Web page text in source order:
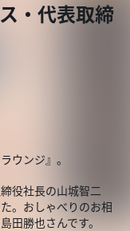
・代表取締
ウンジ』。
役社長の山城智二
。おしゃべりのお相
田勝也さんです。